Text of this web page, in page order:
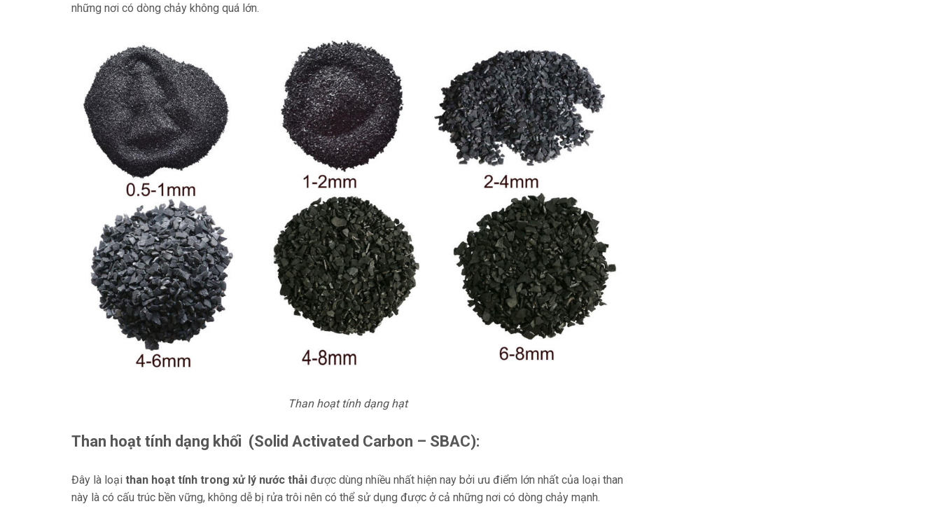
những nơi có dòng chảy không quá lớn.
Than hoạt tính dạng hạt
Than hoạt tính dạng khối (Solid Activated Carbon – SBAC):
Đây là loại than hoạt tính trong xử lý nước thải được dùng nhiều nhất hiện nay bởi ưu điểm lớn nhất của loại than
này là có cấu trúc bền vững, không dễ bị rửa trôi nên có thể sử dụng được ở cả những nơi có dòng chảy mạnh.